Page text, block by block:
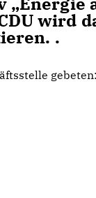
wird
.
gebeten: